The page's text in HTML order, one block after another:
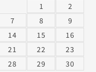
1
2
7 8
9
14 15
16
21 22
23
28 29
30